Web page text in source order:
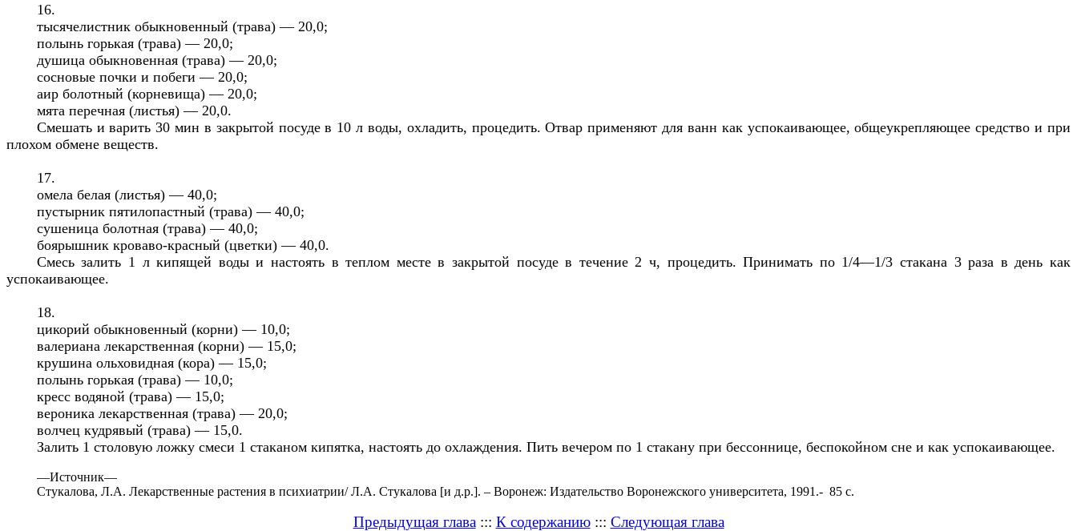
16.
тысячелистник обыкновенный (трава) — 20,0;
полынь горькая (трава) — 20,0;
душица обыкновенная (трава) — 20,0;
сосновые почки и побеги — 20,0;
аир болотный (корневища) — 20,0;
мята перечная (листья) — 20,0.
Смешать и варить 30 мин в закрытой посуде в 10 л воды, охладить, процедить. Отвар применяют для ванн как успокаивающее, общеукрепляющее средство и при
плохом обмене веществ.
17.
омела белая (листья) — 40,0;
пустырник пятилопастный (трава) — 40,0;
сушеница болотная (трава) — 40,0;
боярышник кроваво-красный (цветки) — 40,0.
Смесь залить 1 л кипящей воды и настоять в теплом месте в закрытой посуде в течение 2 ч, процедить. Принимать по 1/4—1/3 стакана 3 раза в день как
успокаивающее.
18.
цикорий обыкновенный (корни) — 10,0;
валериана лекарственная (корни) — 15,0;
крушина ольховидная (кора) — 15,0;
полынь горькая (трава) — 10,0;
кресс водяной (трава) — 15,0;
вероника лекарственная (трава) — 20,0;
волчец кудрявый (трава) — 15,0.
Залить 1 столовую ложку смеси 1 стаканом кипятка, настоять до охлаждения. Пить вечером по 1 стакану при бессоннице, беспокойном сне и как успокаивающее.
—Источник—
Стукалова, Л.А. Лекарственные растения в психиатрии/ Л.А. Стукалова [и д.р.]. – Воронеж: Издательство Воронежского университета, 1991.- 85 с.
Предыдущая глава::: К содержанию::: Следующая глава